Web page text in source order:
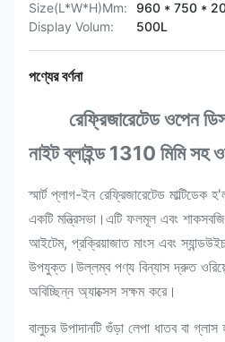
Size(L*W*H)Mm:
960 * 750 *
Display Volum:
500L
পণ্যের বর্ণনা
রেফ্রিজারেটেড ওপেন
নাইট ব্লাইন্ড 1310 মিমি সহ
স্মার্ট প্লাগ-ইন রেফ্রিজারেটেড
একটি মন্ত্রিসভা।এটি ফলমূল এবং
আইটেম, প্রক্রিয়াজাত মাংস এবং
উপযুক্ত।উল্লম্ব পণ্য বিন্যাস দ্রুত
অবিচ্ছিন্ন অ্যাক্সেস সক্ষম করে।
বালুচর উপাদানটি গুঁড়া লেপা ধাতব বা